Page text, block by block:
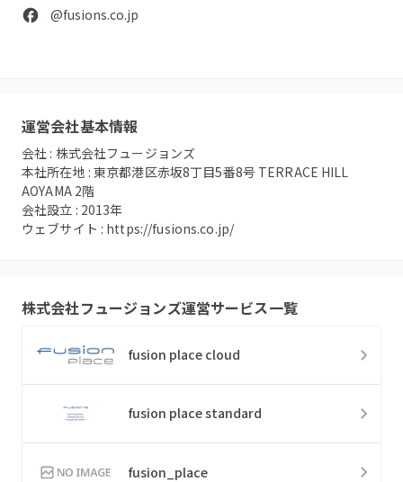
@fusions.co.jp
運営会社基本情報
会社 : 株式会社フュージョンズ
本社所在地 :東京都港区赤坂8丁目5番8号 TERRACE HILL
AOYAMA 2階
会社設立 : 2013年
ウェブサイト : https://fusions.co.jp/
株式会社フュージョンズ運営サービス一覧
fusion place cloud
fusion place standard
fusion_place